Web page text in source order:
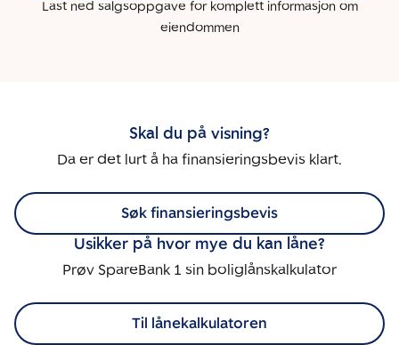
Last ned salgsoppgave for komplett informasjon om
eiendommen
Skal du på visning?
Da er det lurt å ha finansieringsbevis klart.
Søk finansieringsbevis
Usikker på hvor mye du kan låne?
Prøv SpareBank 1 sin boliglånskalkulator
Til lånekalkulatoren